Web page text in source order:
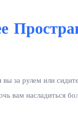
вы за рулем или
вам насладиться